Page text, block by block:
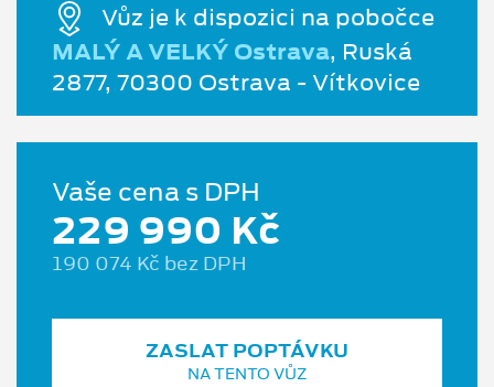
Vůz je k dispozici na pobočce
MALÝ A VELKÝ Ostrava, Ruská
2877, 70300 Ostrava - Vítkovice
Vaše cena s DPH
229 990 Kč
190 074 Kč bez DPH
ZASLAT POPTÁVKU
NA TENTO VŮZ